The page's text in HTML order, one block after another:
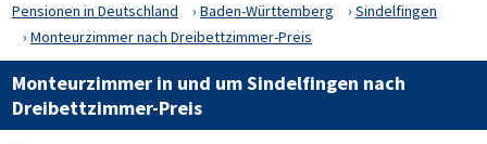
Pensionen in Deutschland Baden-Württemberg
Sindelfingen
Monteurzimmer nach Dreibettzimmer-Preis
Monteurzimmer in und um Sindelfingen nach
Dreibettzimmer-Preis